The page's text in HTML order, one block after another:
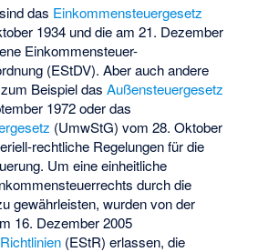
das Einkommensteuergesetz
1934 und die am 21. Dezember
Einkommensteuer-
(EStDV). Aber auch andere
Beispiel dasAußensteuergesetz
1972 oder das
(UmwStG) vom 28. Oktober
rechtliche Regelungen für die
Um eine einheitliche
durch die
gewährleisten, wurden von der
16. Dezember 2005
(EStR) erlassen, die